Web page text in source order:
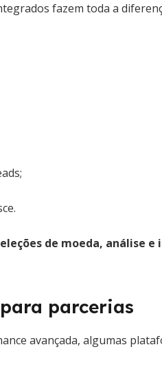
fazem toda a
de moeda, análise
parcerias
avançada, algumas